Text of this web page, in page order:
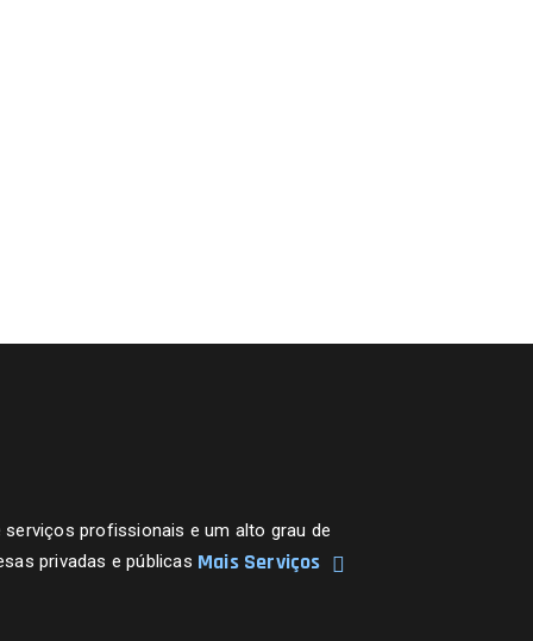
profissionais e um alto grau de
privadas e públicas Mais Serviços